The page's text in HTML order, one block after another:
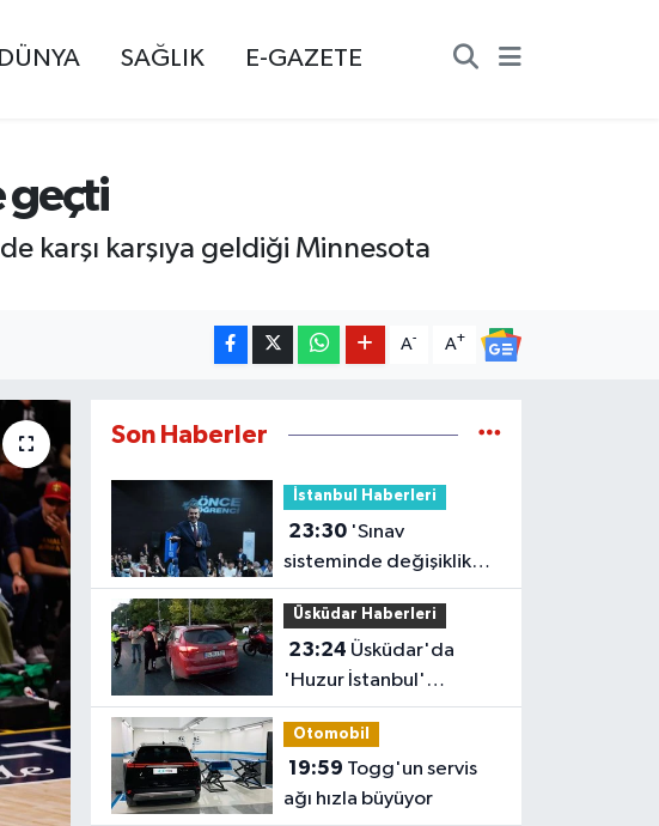
DÜNYA SAĞLIK E-GAZETE
geçti
karşı karşıya geldiği Minnesota
A- A+
Son Haberler
İstanbul Haberleri
23:30'Sınav
sisteminde değişiklik
yok ama sorular
müfredata uygun hale
gelecek'
Üsküdar Haberleri
23:24
'Huzur İstanbul'
denetimi
Otomobil
19:59
ağı hızla büyüyor